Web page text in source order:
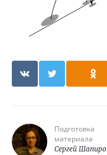
Подготовка
материала
Сергей Шапиро